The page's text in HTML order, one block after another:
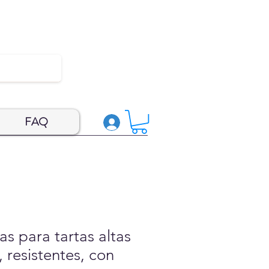
FAQ
para tartas altas
resistentes, con